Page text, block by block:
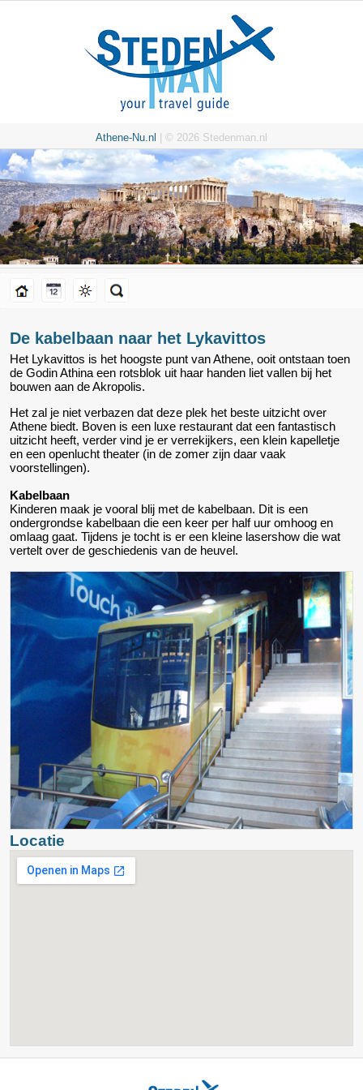
Athene-Nu.nl | © 2026 Stedenman.nl
De kabelbaan naar het Lykavittos
Het Lykavittos is het hoogste punt van Athene, ooit ontstaan toen
de Godin Athina een rotsblok uit haar handen liet vallen bij het
bouwen aan de Akropolis.
Het zal je niet verbazen dat deze plek het beste uitzicht over
Athene biedt. Boven is een luxe restaurant dat een fantastisch
uitzicht heeft, verder vind je er verrekijkers, een klein kapelletje
en een openlucht theater (in de zomer zijn daar vaak
voorstellingen).
Kabelbaan
Kinderen maak je vooral blij met de kabelbaan. Dit is een
ondergrondse kabelbaan die een keer per half uur omhoog en
omlaag gaat. Tijdens je tocht is er een kleine lasershow die wat
vertelt over de geschiedenis van de heuvel.
Locatie